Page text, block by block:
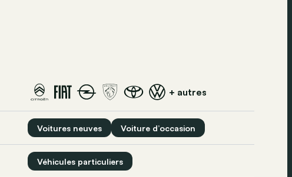
+ autres
Voitures neuves Voiture d’occasion
Véhicules particuliers